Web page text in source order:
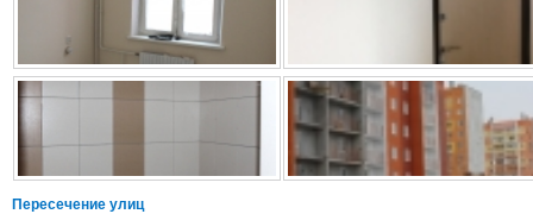
Пересечение улиц